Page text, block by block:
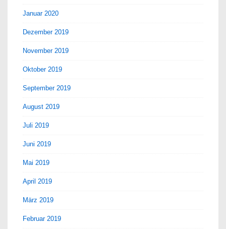
Januar 2020
Dezember 2019
November 2019
Oktober 2019
September 2019
August 2019
Juli 2019
Juni 2019
Mai 2019
April 2019
März 2019
Februar 2019